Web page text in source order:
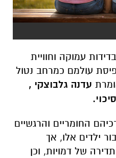
עמוקה וחוויית
עולמם כמרחב נטול
עדנה גלבוצקי ,
החומריים והרגשיים
ילדים אלו, אך
של דמויות, וכן